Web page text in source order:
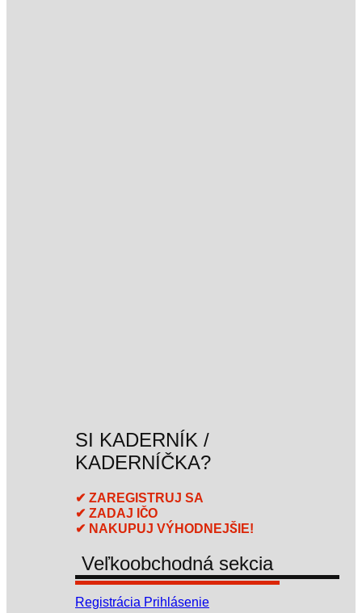
SI KADERNÍK /
KADERNÍČKA?
✔ ZAREGISTRUJ SA
✔ ZADAJ IČO
✔ NAKUPUJ VÝHODNEJŠIE!
Veľkoobchodná sekcia
Registrácia Prihlásenie